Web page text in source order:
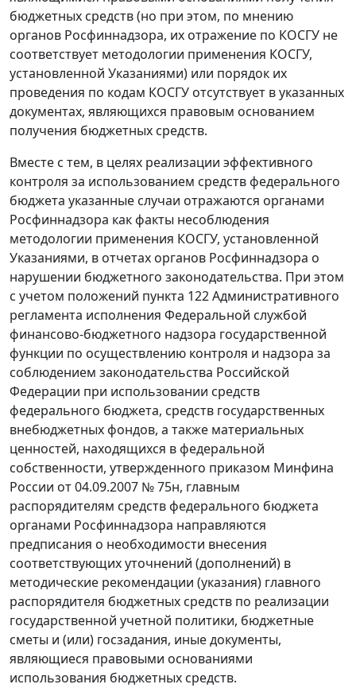
бюджетных средств (но при этом, по мнению
органов Росфиннадзора, их отражение по КОСГУ не
соответствует методологии применения КОСГУ,
установленной Указаниями) или порядок их
проведения по кодам КОСГУ отсутствует в указанных
документах, являющихся правовым основанием
получения бюджетных средств.
Вместе с тем, в целях реализации эффективного
контроля за использованием средств федерального
бюджета указанные случаи отражаются органами
Росфиннадзора как факты несоблюдения
методологии применения КОСГУ, установленной
Указаниями, в отчетах органов Росфиннадзора о
нарушении бюджетного законодательства. При этом
с учетом положений пункта 122 Административного
регламента исполнения Федеральной службой
финансово-бюджетного надзора государственной
функции по осуществлению контроля и надзора за
соблюдением законодательства Российской
Федерации при использовании средств
федерального бюджета, средств государственных
внебюджетных фондов, а также материальных
ценностей, находящихся в федеральной
собственности, утвержденного приказом Минфина
России от 04.09.2007 № 75н, главным
распорядителям средств федерального бюджета
органами Росфиннадзора направляются
предписания о необходимости внесения
соответствующих уточнений (дополнений) в
методические рекомендации (указания) главного
распорядителя бюджетных средств по реализации
государственной учетной политики, бюджетные
сметы и (или) госзадания, иные документы,
являющиеся правовыми основаниями
использования бюджетных средств.